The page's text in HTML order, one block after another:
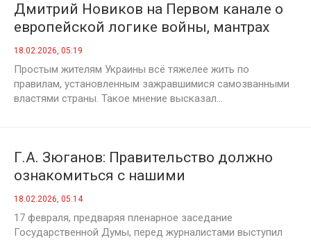
Дмитрий Новиков на Первом канале о
европейской логике войны, мантрах
Зеленского и бедствиях украинцев
18.02.2026, 05:19
Простым жителям Украины всё тяжелее жить по
правилам, установленным зажравшимися самозванными
властями страны. Такое мнение высказал...
Г.А. Зюганов: Правительство должно
ознакомиться с нашими
предложениями!
18.02.2026, 05:14
17 февраля, предваряя пленарное заседание
Государственной Думы, перед журналистами выступил